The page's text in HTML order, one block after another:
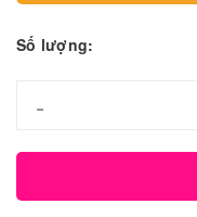
Số lượng:
-